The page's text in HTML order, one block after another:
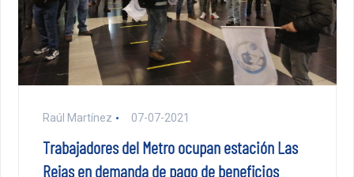
Raúl Martínez 07-07-2021
Trabajadores del Metro ocupan estación Las
Rejas en demanda de pago de beneficios